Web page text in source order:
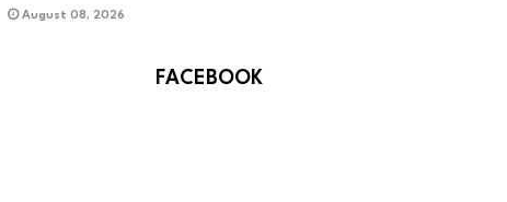
August 08, 2026
FACEBOOK